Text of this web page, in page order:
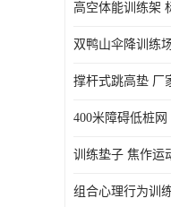
双鸭山伞降训练